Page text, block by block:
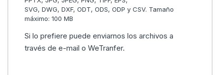
Si lo prefiere puede enviarnos los archivos a
través de e-mail o WeTranfer.